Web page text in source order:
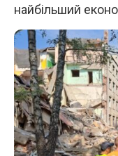
найбільший